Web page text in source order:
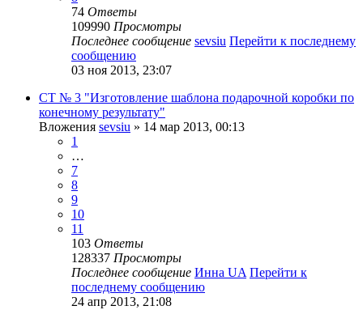
74 Ответы
109990 Просмотры
Последнее сообщение sevsiu Перейти к последнему
сообщению
03 ноя 2013, 23:07
СТ № 3 "Изготовление шаблона подарочной коробки по
конечному результату"
Вложения sevsiu » 14 мар 2013, 00:13
1
…
7
8
9
10
11
103 Ответы
128337 Просмотры
Последнее сообщение Инна UA Перейти к
последнему сообщению
24 апр 2013, 21:08